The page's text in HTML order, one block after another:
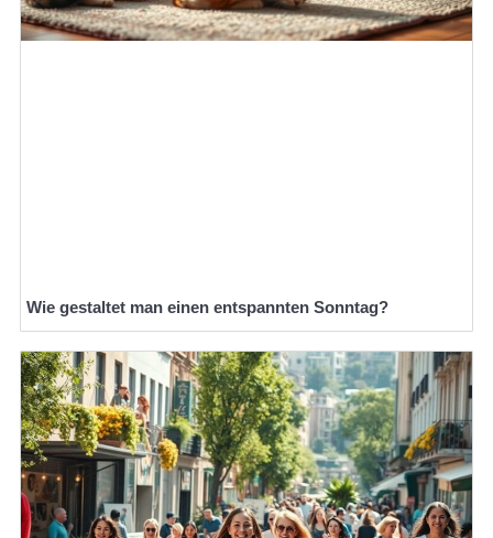
Wie gestaltet man einen entspannten Sonntag?